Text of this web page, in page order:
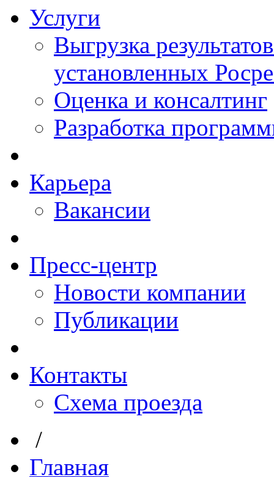
Услуги
Выгрузка
установленных
Оценка и консалтинг
Разработка
Карьера
Вакансии
Пресс-центр
Новости компании
Публикации
Контакты
Схема проезда
/
Главная